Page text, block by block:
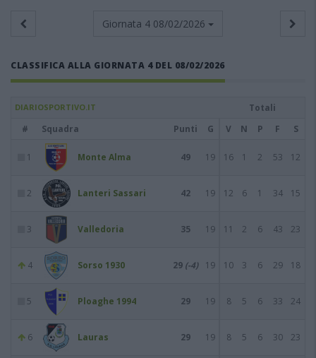
Giornata 4 08/02/2026
CLASSIFICA ALLA GIORNATA 4 DEL 08/02/2026
DIARIOSPORTIVO.IT
Totali
#
Squadra Punti G V N P F S
1 Monte Alma 49 19 16 1 2 53 12
2 Lanteri Sassari 42 19 12 6 1 34 15
3 Valledoria 35 19 11 2 6 43 23
4 Sorso 1930 29 (-4) 19 10 3 6 29 18
5 Ploaghe 1994 29 19 8 5 6 33 24
6 Lauras 29 19 8 5 6 30 23